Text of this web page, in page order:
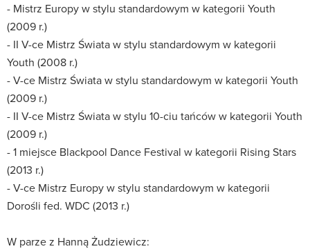
- Mistrz Europy w stylu standardowym w kategorii Youth
(2009 r.)
- II V-ce Mistrz Świata w stylu standardowym w kategorii
Youth (2008 r.)
- V-ce Mistrz Świata w stylu standardowym w kategorii Youth
(2009 r.)
- II V-ce Mistrz Świata w stylu 10-ciu tańców w kategorii Youth
(2009 r.)
- 1 miejsce Blackpool Dance Festival w kategorii Rising Stars
(2013 r.)
- V-ce Mistrz Europy w stylu standardowym w kategorii
Dorośli fed. WDC (2013 r.)
W parze z Hanną Żudziewicz: